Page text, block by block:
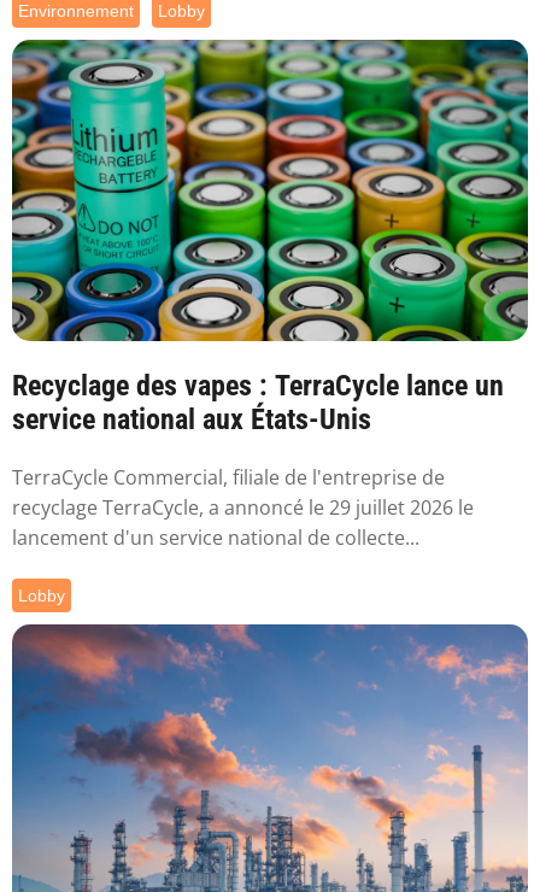
Environnement Lobby
Recyclage des vapes : TerraCycle lance un
service national aux États-Unis
TerraCycle Commercial, filiale de l'entreprise de
recyclage TerraCycle, a annoncé le 29 juillet 2026 le
lancement d'un service national de collecte...
Lobby